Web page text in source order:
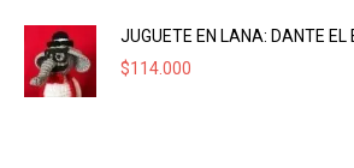
JUGUETE EN LANA: DANTE EL
$114.000